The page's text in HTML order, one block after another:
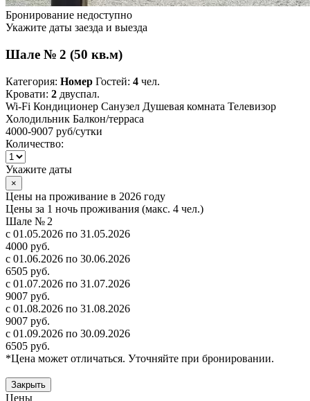
Бронирование недоступно
Укажите даты заезда и выезда
Шале № 2 (50 кв.м)
Категория: Номер Гостей: 4 чел.
Кровати: 2 двуспал.
Wi-Fi Кондиционер Санузел Душевая комната Телевизор
Холодильник Балкон/терраса
4000-9007 руб/сутки
Количество:
Укажите даты
×
Цены на проживание в 2026 году
Цены за 1 ночь проживания (макс. 4 чел.)
Шале № 2
с 01.05.2026 по 31.05.2026
4000 руб.
с 01.06.2026 по 30.06.2026
6505 руб.
с 01.07.2026 по 31.07.2026
9007 руб.
с 01.08.2026 по 31.08.2026
9007 руб.
с 01.09.2026 по 30.09.2026
6505 руб.
*Цена может отличаться. Уточняйте при бронировании.
Закрыть
Цены